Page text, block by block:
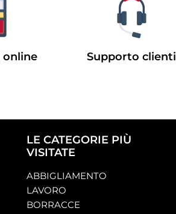
online Supporto clienti
LE CATEGORIE PIÙ
VISITATE
ABBIGLIAMENTO
LAVORO
BORRACCE